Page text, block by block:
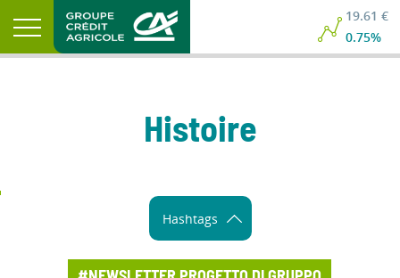
19.61 €
0.75%
Histoire
Hashtags